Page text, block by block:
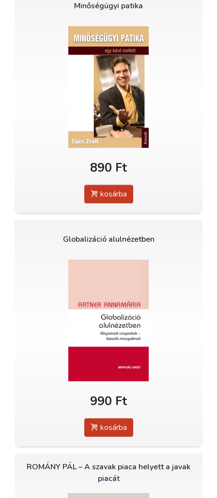
Minőségügyi patika
890 Ft
kosárba
Globalizáció alulnézetben
990 Ft
kosárba
ROMÁNY PÁL – A szavak piaca helyett a javak
piacát